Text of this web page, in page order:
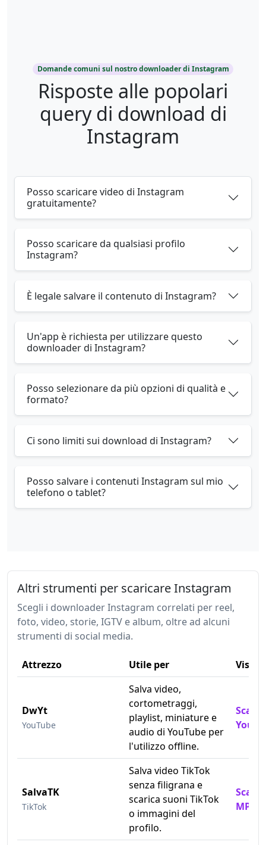
Domande comuni sul nostro downloader di Instagram
Risposte alle popolari
query di download di
Instagram
Posso scaricare video di Instagram
gratuitamente?
Posso scaricare da qualsiasi profilo
Instagram?
È legale salvare il contenuto di Instagram?
Un'app è richiesta per utilizzare questo
downloader di Instagram?
Posso selezionare da più opzioni di qualità e
formato?
Ci sono limiti sui download di Instagram?
Posso salvare i contenuti Instagram sul mio
telefono o tablet?
Altri strumenti per scaricare Instagram
Scegli i downloader Instagram correlati per reel,
foto, video, storie, IGTV e album, oltre ad alcuni
strumenti di social media.
Attrezzo Utile per Visita
DwYt
YouTube
Salva video,
cortometraggi,
playlist, miniature e
audio di YouTube per
l'utilizzo offline.
SalvaTK
TikTok
Salva video TikTok
senza filigrana e
scarica suoni TikTok
o immagini del
profilo.
MP3